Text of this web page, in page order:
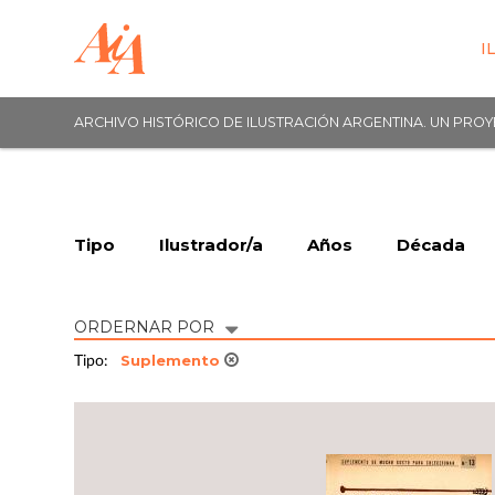
ARCHIVO HISTÓRICO DE ILUSTRACIÓN ARGENTINA. UN
Tipo Ilustrador/a Años Década
ORDERNAR POR
Tipo: Suplemento